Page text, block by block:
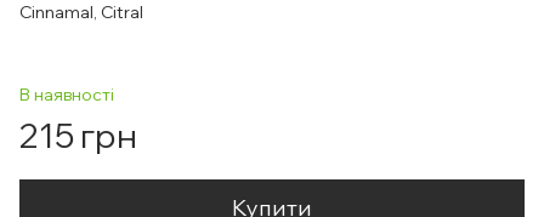
Cinnamal, Citral
В наявності
215 грн
Купити